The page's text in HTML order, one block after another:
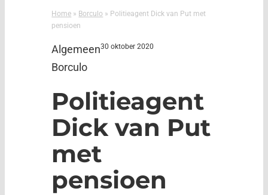
Home » Borculo » Politieagent Dick van Put met
pensioen
Algemeen
Borculo
30 oktober 2020
Politieagent
Dick van Put
met
pensioen